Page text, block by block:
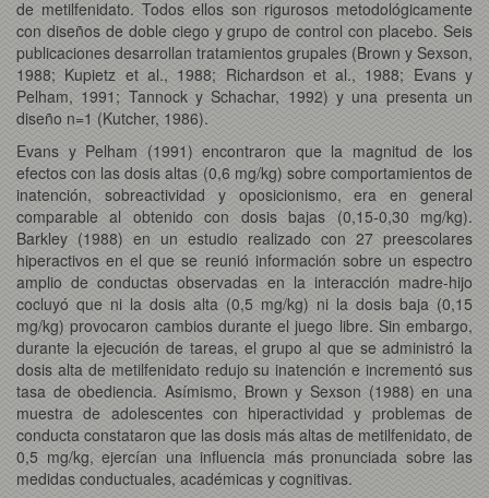
de metilfenidato. Todos ellos son rigurosos metodológicamente
con diseños de doble ciego y grupo de control con placebo. Seis
publicaciones desarrollan tratamientos grupales (Brown y Sexson,
1988; Kupietz et al., 1988; Richardson et al., 1988; Evans y
Pelham, 1991; Tannock y Schachar, 1992) y una presenta un
diseño n=1 (Kutcher, 1986).
Evans y Pelham (1991) encontraron que la magnitud de los
efectos con las dosis altas (0,6 mg/kg) sobre comportamientos de
inatención, sobreactividad y oposicionismo, era en general
comparable al obtenido con dosis bajas (0,15-0,30 mg/kg).
Barkley (1988) en un estudio realizado con 27 preescolares
hiperactivos en el que se reunió información sobre un espectro
amplio de conductas observadas en la interacción madre-hijo
cocluyó que ni la dosis alta (0,5 mg/kg) ni la dosis baja (0,15
mg/kg) provocaron cambios durante el juego libre. Sin embargo,
durante la ejecución de tareas, el grupo al que se administró la
dosis alta de metilfenidato redujo su inatención e incrementó sus
tasa de obediencia. Asímismo, Brown y Sexson (1988) en una
muestra de adolescentes con hiperactividad y problemas de
conducta constataron que las dosis más altas de metilfenidato, de
0,5 mg/kg, ejercían una influencia más pronunciada sobre las
medidas conductuales, académicas y cognitivas.